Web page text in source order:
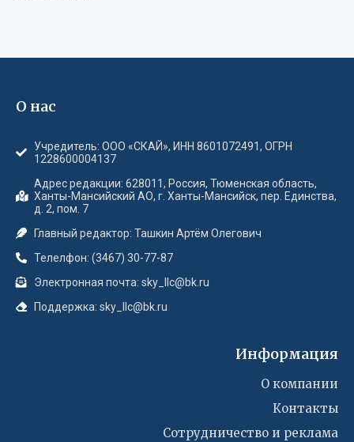
О нас
Учредитель: ООО «СКАЙ», ИНН 8601072491, ОГРН
1228600004137
Адрес редакции: 628011, Россия, Тюменская область,
Ханты-Мансийский АО, г. Ханты-Мансийск, пер. Единства,
д. 2, пом. 7
Главный редактор: Ташкин Артём Олегович
Телелфон: (3467) 30-77-87
Электронная почта: sky_llc@bk.ru
Поддержка: sky_llc@bk.ru
Информация
О компании
Контакты
Сотрудничество и реклама